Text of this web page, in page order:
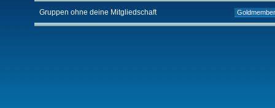
Gruppen ohne deine Mitgliedschaft